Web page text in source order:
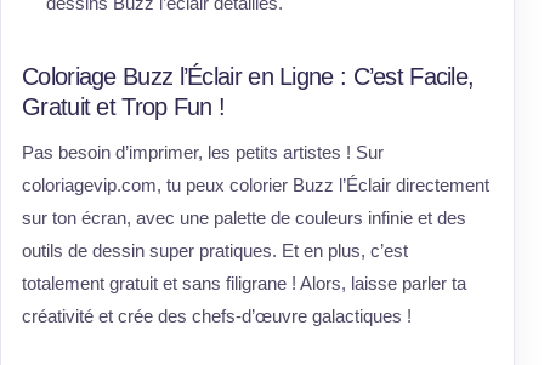
Coloriage Buzz l’Éclair en Ligne : C’est Facile,
Gratuit et Trop Fun !
Pas besoin d’imprimer, les petits artistes ! Sur
coloriagevip.com, tu peux colorier Buzz l’Éclair directement
sur ton écran, avec une palette de couleurs infinie et des
outils de dessin super pratiques. Et en plus, c’est
totalement gratuit et sans filigrane ! Alors, laisse parler ta
créativité et crée des chefs-d’œuvre galactiques !